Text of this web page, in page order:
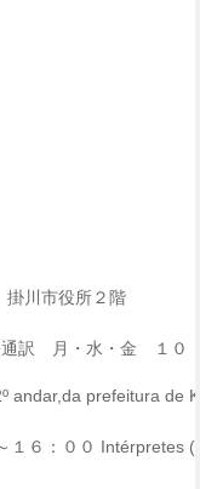
川市役所２階
訳 月・水・金 １０
andar,da prefeitura de
１６：００